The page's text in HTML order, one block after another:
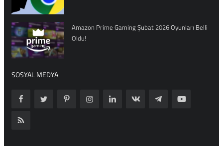
Amazon Prime Gaming Şubat 2026 Oyunları Belli
Oldu!
SOSYAL MEDYA